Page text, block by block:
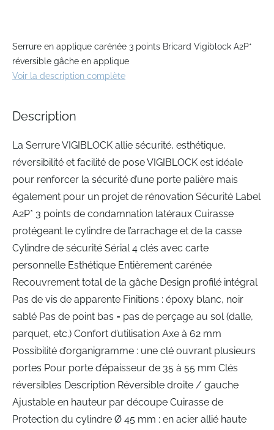
to
the
beginning
of
gallery
Serrure en applique carénée 3 points Bricard Vigiblock A2P*
réversible gâche en applique
Voir la description complète
Description
La Serrure VIGIBLOCK allie sécurité, esthétique,
réversibilité et facilité de pose VIGIBLOCK est idéale
pour renforcer la sécurité d’une porte palière mais
également pour un projet de rénovation Sécurité Label
A2P* 3 points de condamnation latéraux Cuirasse
protégeant le cylindre de l’arrachage et de la casse
Cylindre de sécurité Sérial 4 clés avec carte
personnelle Esthétique Entièrement carénée
Recouvrement total de la gâche Design profilé intégral
Pas de vis de apparente Finitions : époxy blanc, noir
sablé Pas de point bas = pas de perçage au sol (dalle,
parquet, etc.) Confort d’utilisation Axe à 62 mm
Possibilité d’organigramme : une clé ouvrant plusieurs
portes Pour porte d’épaisseur de 35 à 55 mm Clés
réversibles Description Réversible droite / gauche
Ajustable en hauteur par découpe Cuirasse de
Protection du cylindre Ø 45 mm : en acier allié haute